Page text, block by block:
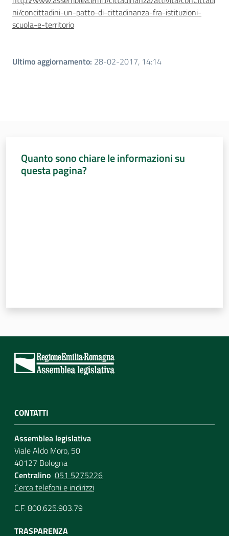
ni/concittadini-un-patto-di-cittadinanza-fra-istituzioni-
scuola-e-territorio
Ultimo aggiornamento: 28-02-2017, 14:14
Quanto sono chiare le informazioni su
questa pagina?
CONTATTI
Assemblea legislativa
Viale Aldo Moro, 50
40127 Bologna
Centralino 051 5275226
Cerca telefoni e indirizzi
C.F. 800.625.903.79
TRASPARENZA